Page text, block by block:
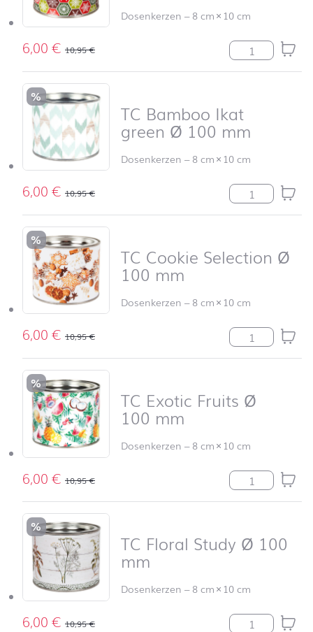
Dosenkerzen –8 cm× 10 cm
6,00€ 10,95€ TC Snowflake
%
TC Bamboo Ikat
green Ø 100 mm
Dosenkerzen –8 cm× 10 cm
6,00€ 10,95€ TC Bamboo
%
TC Cookie Selection Ø
100 mm
Dosenkerzen –8 cm× 10 cm
6,00€ 10,95€ TC Cookie
%
TC Exotic Fruits Ø
100 mm
Dosenkerzen –8 cm× 10 cm
6,00€ 10,95€ TC Exotic
%
TC Floral Study Ø 100
mm
Dosenkerzen –8 cm× 10 cm
6,00€ 10,95€ TC Floral